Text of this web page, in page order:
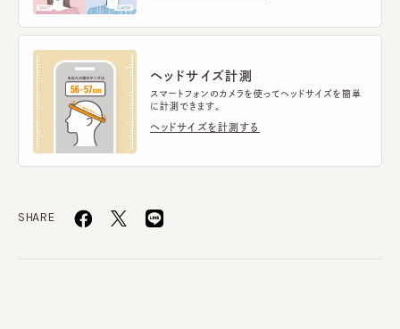
ヘッドサイズ計測
スマートフォンのカメラを使ってヘッドサイズを簡単
に計測できます。
ヘッドサイズを計測する
SHARE